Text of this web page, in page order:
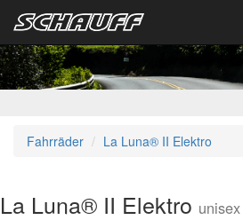
Fahrräder La Luna® II Elektro
La Luna® II Elektro unisex